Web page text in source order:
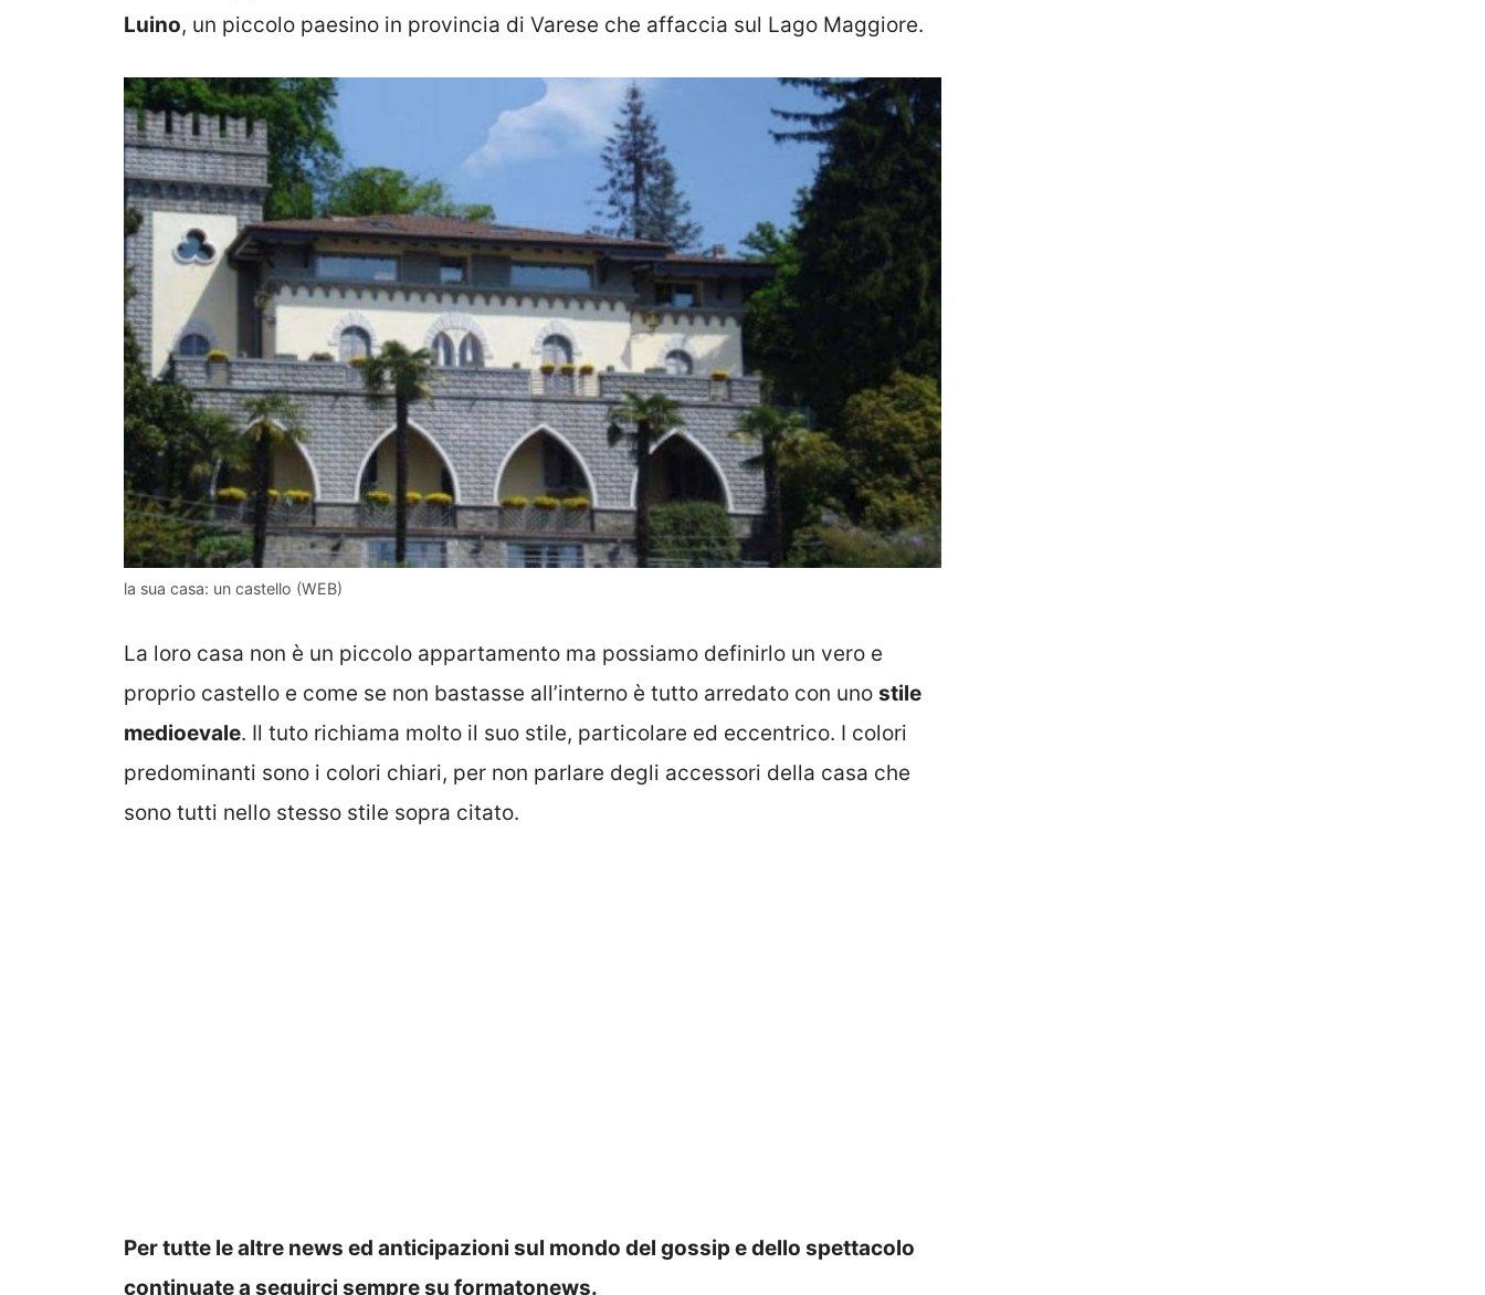
Luino, un piccolo paesino in provincia di Varese che affaccia sul Lago Maggiore.
la sua casa: un castello (WEB)
La loro casa non è un piccolo appartamento ma possiamo definirlo un vero e
proprio castello e come se non bastasse all’interno è tutto arredato con uno stile
medioevale. Il tuto richiama molto il suo stile, particolare ed eccentrico. I colori
predominanti sono i colori chiari, per non parlare degli accessori della casa che
sono tutti nello stesso stile sopra citato.
Per tutte le altre news ed anticipazioni sul mondo del gossip e dello spettacolo
continuate a seguirci sempre su formatonews.